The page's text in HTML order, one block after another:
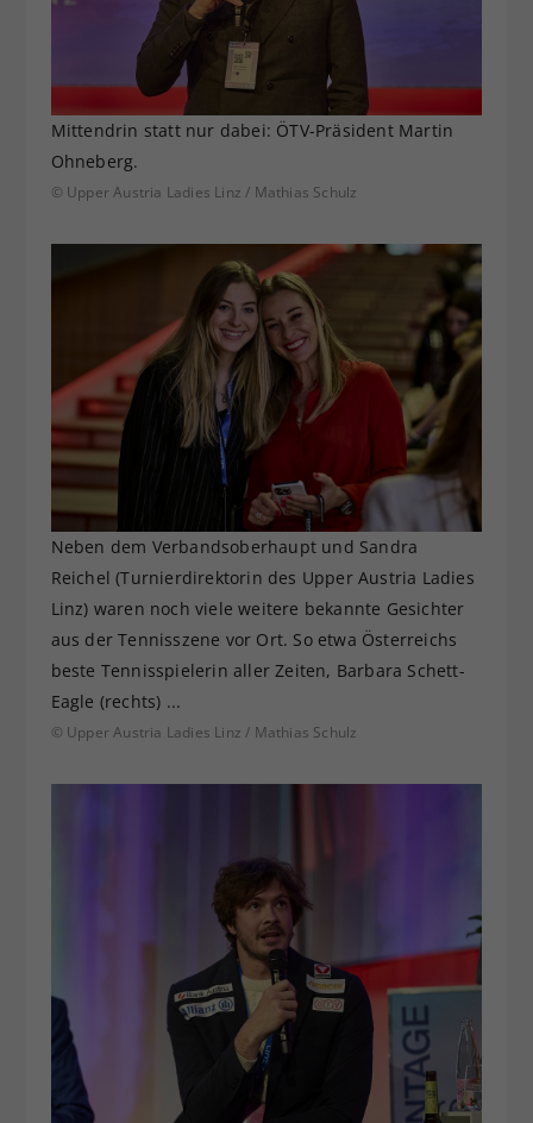
Mittendrin statt nur dabei: ÖTV-Präsident Martin
Ohneberg.
© Upper Austria Ladies Linz / Mathias Schulz
Neben dem Verbandsoberhaupt und Sandra
Reichel (Turnierdirektorin des Upper Austria Ladies
Linz) waren noch viele weitere bekannte Gesichter
aus der Tennisszene vor Ort. So etwa Österreichs
beste Tennisspielerin aller Zeiten, Barbara Schett-
Eagle (rechts) ...
© Upper Austria Ladies Linz / Mathias Schulz